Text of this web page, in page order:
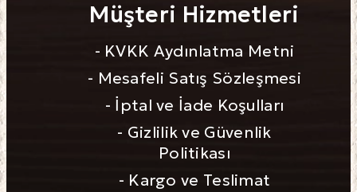
Müşteri Hizmetleri
- KVKK Aydınlatma Metni
- Mesafeli Satış Sözleşmesi
- İptal ve İade Koşulları
- Gizlilik ve Güvenlik
Politikası
- Kargo ve Teslimat